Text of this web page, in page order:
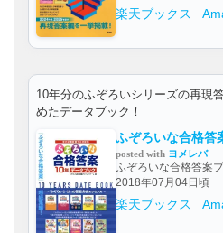
楽天ブックス
10年分のふぞろいシリーズの再現
めたデータブック！
ふぞろいな合格答
posted with ヨメレバ
ふぞろいな合格答案
2018年07月04日頃
楽天ブックス